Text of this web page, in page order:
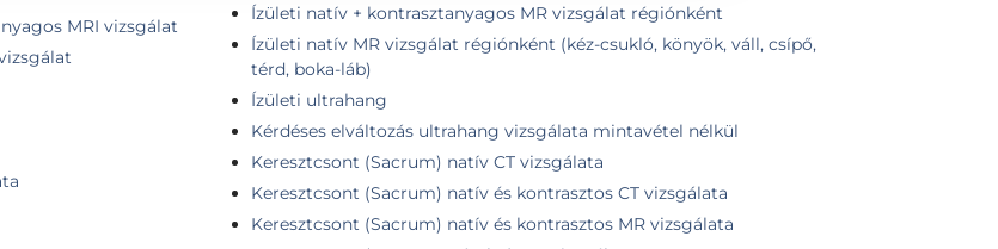
MRI vizsgálat
Ízületi natív + kontrasztanyagos MR vizsgálat régiónként
Ízületi natív MR vizsgálat régiónként (kéz-csukló, könyök, váll, csípő,
térd, boka-láb)
Ízületi ultrahang
Kérdéses elváltozás ultrahang vizsgálata mintavétel nélkül
Keresztcsont (Sacrum) natív CT vizsgálata
Keresztcsont (Sacrum) natív és kontrasztos CT vizsgálata
Keresztcsont (Sacrum) natív és kontrasztos MR vizsgálata